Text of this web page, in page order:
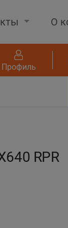
О
Профиль
RPR